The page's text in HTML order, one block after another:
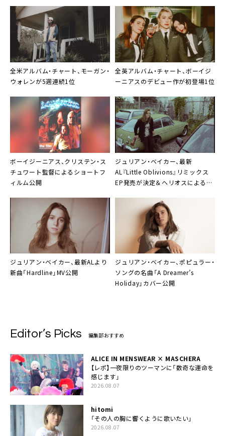
全米アルバム・チャート、モーガン・
ウォレンが5週連続1位
全英アルバム・チャート、ボーイジ
ーニアスのデビュー作が初登場1位
ボーイジーニアス、クリステン・ス
チュワート監督によるショートフ
ィルム公開
ジュリアン・ベイカー、最新
AL『Little Oblivions』リミックス
EP発売が決定＆ヘリオスによる
ジュリアン・ベイカー、最新ALより
新曲「Hardline」MV公開
ジュリアン・ベイカー、ポピュラー・
ソングの名曲「A Dreamer’s
Holiday」カバー公開
Editor’s Picks 編集部おすすめ
ALICE IN MENSWEAR × MASCHERA
【レポ】一夜限りのツーマンに「数奇な運命を
感じます」
2026.08.07
hitomi
「その人の胸に響くように歌いたい」
2026.08.07